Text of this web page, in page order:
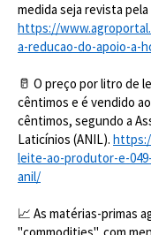
medida seja revista
https://
a-reducao-do-apoio-a-
🥛 O preço por litro de
cêntimos e é vendido
cêntimos, segundo a
Laticínios (ANIL).
leite-ao-produtor-e-
anil/
📈 As matérias-primas